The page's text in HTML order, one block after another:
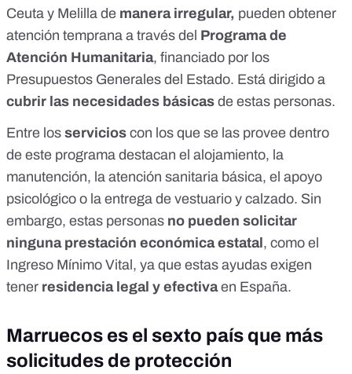
Ceuta y Melilla de manera irregular, pueden obtener
atención temprana a través del Programa de
Atención Humanitaria, financiado por los
Presupuestos Generales del Estado. Está dirigido a
cubrir las necesidades básicas de estas personas.
Entre los servicios con los que se las provee dentro
de este programa destacan el alojamiento, la
manutención, la atención sanitaria básica, el apoyo
psicológico o la entrega de vestuario y calzado. Sin
embargo, estas personas no pueden solicitar
ninguna prestación económica estatal, como el
Ingreso Mínimo Vital, ya que estas ayudas exigen
tener residencia legal y efectivaen España.
Marruecos es el sexto país que más
solicitudes de protección